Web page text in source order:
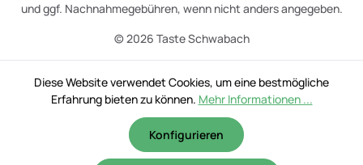
© 2026 Taste Schwabach
und ggf. Nachnahmegebühren, wenn nicht anders angegeben.
Diese Website verwendet Cookies, um eine bestmögliche
Erfahrung bieten zu können. Mehr Informationen ...
Konfigurieren